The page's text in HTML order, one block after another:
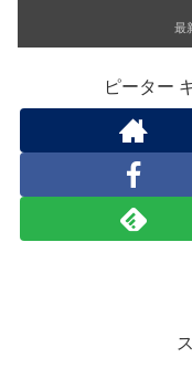
最
ピーター